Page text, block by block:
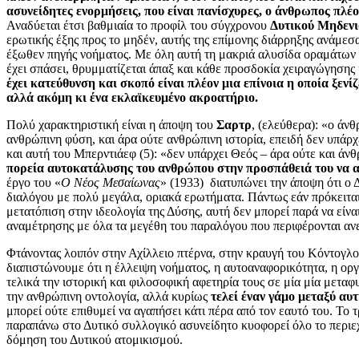
ασυνείδητες ενορμήσεις, που είναι πανίσχυρες, ο άνθρωπος
Αναδύεται έτσι βαθμιαία το προφίλ του σύγχρονου Δυτικού
ερωτικής έξης προς το μηδέν, αυτής της επίμονης διάρρηξης
έξωθεν πηγής νοήματος. Με όλη αυτή τη μακριά αλυσίδα οραμάτων
έχει σπάσει, θρυμματίζεται άπαξ και κάθε προσδοκία χειραγώγησης
έχει κατεύθυνση και σκοπό είναι πλέον μια επίνοια η οποία
αλλά ακόμη κι ένα εκλαϊκευμένο ακροατήριο.
Πολύ χαρακτηριστική είναι η άποψη του Σαρτρ, (ελεύθερα): «ο
ανθρώπινη φύση, και άρα ούτε ανθρώπινη ιστορία, επειδή δεν
και αυτή του Μπερντιάεφ (5): «δεν υπάρχει Θεός – άρα ούτε και
πορεία αυτοκατάλυσης του ανθρώπου στην προσπάθειά του να
έργο του «Ο Νέος Μεσαίωνας» (1933) διατυπώνει την άποψη ότι ο
διαλόγου με πολύ μεγάλα, οριακά ερωτήματα. Πάντως εάν
μετατόπιση στην ιδεολογία της Δύσης, αυτή δεν μπορεί παρά να
αναμέτρησης με όλα τα μεγέθη του παραλόγου που περιφέρονται
Φτάνοντας λοιπόν στην Αχίλλειο πτέρνα, στην κραυγή του
διαπιστώνουμε ότι η έλλειψη νοήματος, η αυτοαναφορικότητα, η
τελικά την ιστορική και φιλοσοφική αφετηρία τους σε μία μία
την ανθρώπινη οντολογία, αλλά κυρίως τελεί έναν γάμο μεταξύ
μπορεί ούτε επιθυμεί να αγαπήσει κάτι πέρα από τον εαυτό του.
παραπάνω στο Δυτικό συλλογικό ασυνείδητο κυοφορεί όλο το
δόμηση του Δυτικού ατομικισμού.